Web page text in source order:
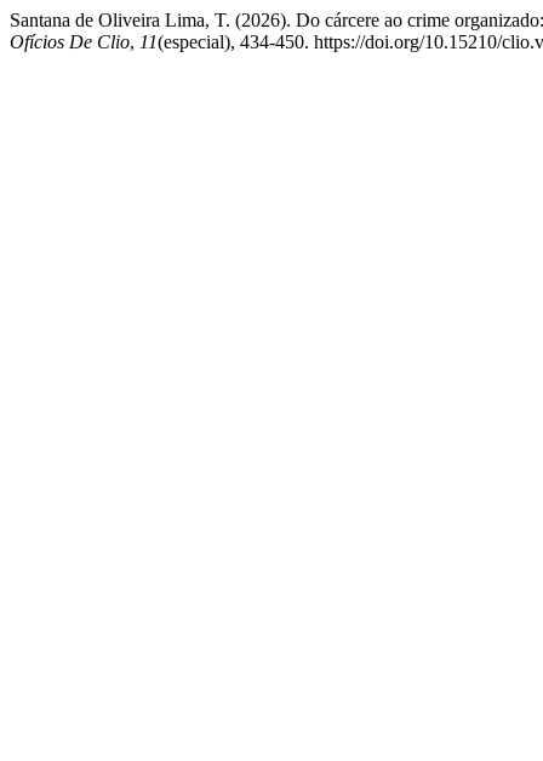
Santana de Oliveira Lima, T. (2026). Do cárcere ao crime
Ofícios De Clio, 11(especial), 434-450. https://doi.org/10.15210/